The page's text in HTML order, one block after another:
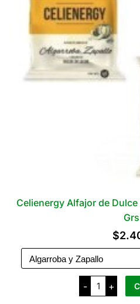
Celienergy Alfajor de
Grs
$
-
Celienergy
Alfajor
de
+